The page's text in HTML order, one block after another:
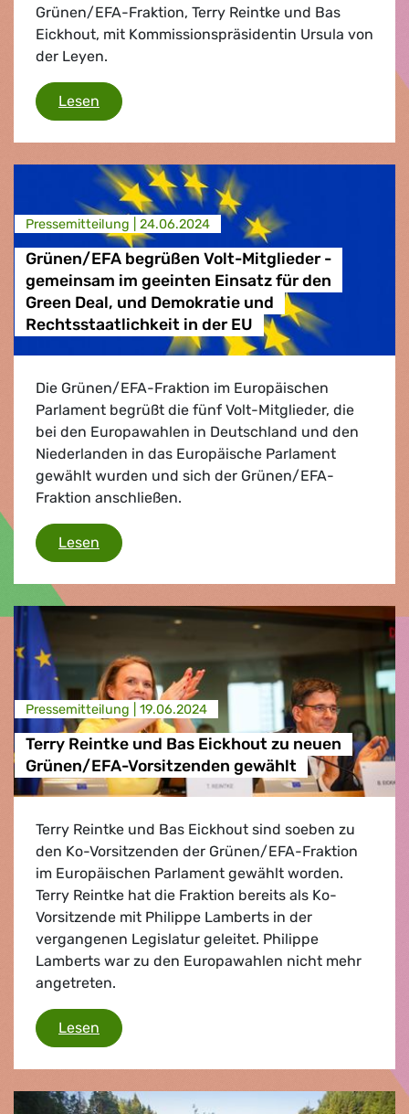
Grünen/EFA-Fraktion, Terry Reintke und Bas
Eickhout, mit Kommissionspräsidentin Ursula von
der Leyen.
Lesen Grünen/EFA-Gespräch mit
Presse­mitteilung | 24.06.2024
Grünen/EFA begrüßen Volt-Mitglieder -
gemeinsam im geeinten Einsatz für den
Green Deal, und Demokratie und
Rechtsstaatlichkeit in der EU
Die Grünen/EFA-Fraktion im Europäischen
Parlament begrüßt die fünf Volt-Mitglieder, die
bei den Europawahlen in Deutschland und den
Niederlanden in das Europäische Parlament
gewählt wurden und sich der Grünen/EFA-
Fraktion anschließen.
Lesen Grünen/EFA begrüßen Volt-Mitglieder -
Presse­mitteilung | 19.06.2024
Terry Reintke und Bas Eickhout zu neuen
Grünen/EFA-Vorsitzenden gewählt
Terry Reintke und Bas Eickhout sind soeben zu
den Ko-Vorsitzenden der Grünen/EFA-Fraktion
im Europäischen Parlament gewählt worden.
Terry Reintke hat die Fraktion bereits als Ko-
Vorsitzende mit Philippe Lamberts in der
vergangenen Legislatur geleitet. Philippe
Lamberts war zu den Europawahlen nicht mehr
angetreten.
Lesen Terry Reintke und Bas Eickhout zu neuen